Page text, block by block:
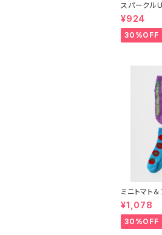
スパークル
¥924
30%OFF
ミニトマト
ソックス 2P
¥1,078
30%OFF